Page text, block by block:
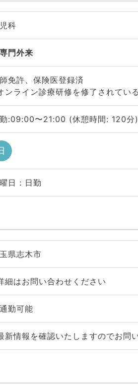
科
専門外来
免許、保険医登録済
ンライン診療研修を修了されてい
:09:00〜21:00 (休憩時間: 120分)
日 : 日勤
県志木市
細はお問い合わせください
勤可能
新情報を確認いたしますのでお問